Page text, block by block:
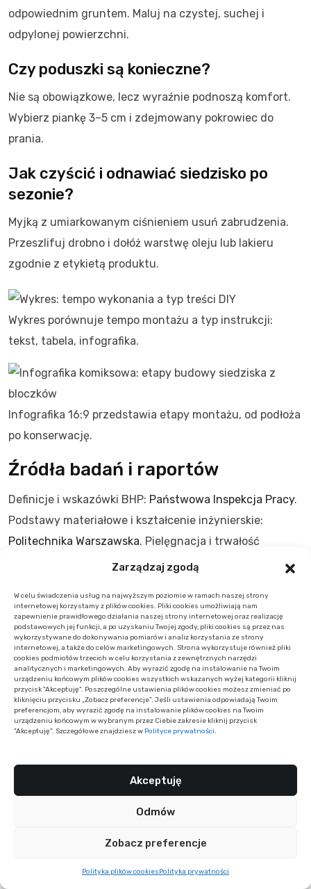
Zarządzaj zgodą
W celu świadczenia usług na najwyższym poziomie w ramach naszej strony
internetowej korzystamy z plików cookies. Pliki cookies umożliwiają nam
zapewnienie prawidłowego działania naszej strony internetowej oraz realizację
podstawowych jej funkcji, a po uzyskaniu Twojej zgody, pliki cookies są przez nas
wykorzystywane do dokonywania pomiarów i analiz korzystania ze strony
internetowej, a także do celów marketingowych. Strona wykorzystuje również pliki
cookies podmiotów trzecich w celu korzystania z zewnętrznych narzędzi
analitycznych i marketingowych. Aby wyrazić zgodę na instalowanie na Twoim
urządzeniu końcowym plików cookies wszystkich wskazanych wyżej kategorii kliknij
przycisk "Akceptuję". Poszczególne ustawienia plików cookies możesz zmieniać po
kliknięciu przycisku „Zobacz preferencje”. Jeśli ustawienia odpowiadają Twoim
preferencjom, aby wyrazić zgodę na instalowanie plików cookies na Twoim
urządzeniu końcowym w wybranym przez Ciebie zakresie kliknij przycisk
"Akceptuję". Szczegółowe znajdziesz w Polityce prywatności.
Akceptuję
Odmów
Zobacz preferencje
Polityka plików cookiesPolityka prywatności
odpowiednim gruntem. Maluj na czystej, suchej i
odpylonej powierzchni.
Czy poduszki są konieczne?
Nie są obowiązkowe, lecz wyraźnie podnoszą komfort.
Wybierz piankę 3–5 cm i zdejmowany pokrowiec do
prania.
Jak czyścić i odnawiać siedzisko po
sezonie?
Myjką z umiarkowanym ciśnieniem usuń zabrudzenia.
Przeszlifuj drobno i dołóż warstwę oleju lub lakieru
zgodnie z etykietą produktu.
Wykres porównuje tempo montażu a typ instrukcji:
tekst, tabela, infografika.
Infografika 16:9 przedstawia etapy montażu, od podłoża
po konserwację.
Źródła badań i raportów
Definicje i wskazówki BHP: Państwowa Inspekcja Pracy.
Podstawy materiałowe i kształcenie inżynierskie:
Politechnika Warszawska. Pielęgnacja i trwałość
Instytut Technologii Drewna
. Cytaty pochodzą
DIY z 2023–2024.
ⓘ ARTYKUŁ
SPONSOROWAN
Y
Podobne publikacje